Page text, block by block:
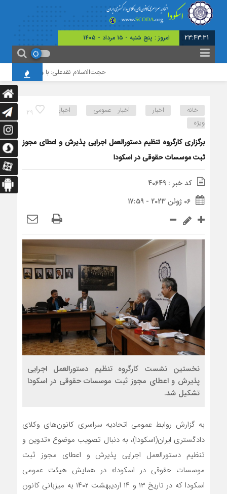
23:43:31 امروز : پنج شنبه - ۱۵ مرداد - ۱۴۰۵
حجت‌الاسلام نقدعلی: با وجود افزایش
29 خانه اخبار اخبار عمومی
اخبار
ویژه
برگزاری کارگروه تنظیم دستورالعمل اجرایی پذیرش و اعطای مجوز
ثبت موسسات حقوقی در اسکودا
کد خبر : 40649
06 ژوئن 2023 - 17:59
نخستین نشست کارگروه تنظیم دستورالعمل اجرایی
پذیرش و اعطای مجوز ثبت موسسات حقوقی در اسکودا
تشکیل شد.
به گزارش روابط عمومی اتحادیه سراسری کانون‌های وکلای
دادگستری ایران(اسکودا)، به دنبال تصویب موضوع «تدوین و
تنظیم دستورالعمل اجرایی پذیرش و اعطای مجوز ثبت
موسسات حقوقی در اسکودا» در همایش هیئت عمومی
اسکودا که در تاریخ ۱۳ و ۱۴ اردیبهشت ۱۴۰۲ به میزبانی کانون